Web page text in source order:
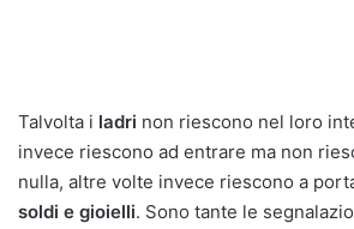
Talvolta i ladri non riescono nel loro
invece riescono ad entrare ma non
nulla, altre volte invece riescono a
soldi e gioielli. Sono tante le